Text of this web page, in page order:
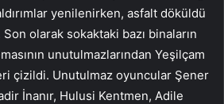
yenilenirken, asfalt döküldü
olarak sokaktaki bazı binaların
unutulmazlarından Yeşilçam
çizildi. Unutulmaz oyuncular Şener
İnanır, Hulusi Kentmen, Adile